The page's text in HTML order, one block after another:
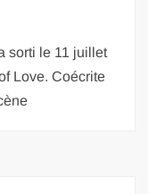
sorti le 11 juillet
Love. Coécrite